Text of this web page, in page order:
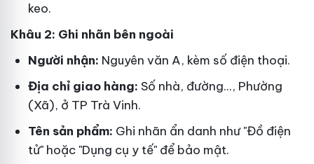
keo.
Khâu 2: Ghi nhãn bên ngoài
Người nhận: Nguyên văn A, kèm số điện thoại.
Địa chỉ giao hàng: Số nhà, đường..., Phường
(Xã), ở TP Trà Vinh.
Tên sản phẩm: Ghi nhãn ẩn danh như "Đồ điện
tử" hoặc "Dụng cụ y tế" để bảo mật.